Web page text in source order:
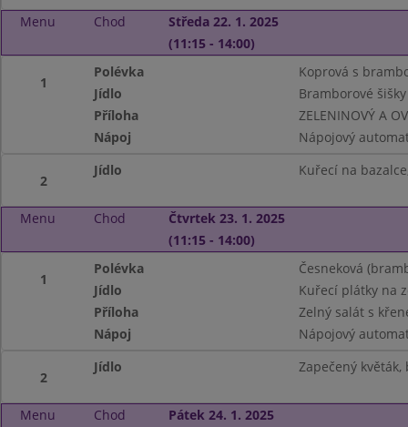
Menu
Chod
Středa 22. 1. 2025
(11:15 - 14:00)
1
Polévka
Koprová s
Jídlo
Bramborové
Příloha
ZELENINOVÝ A
Nápoj
Nápojový
2
Jídlo Kuřecí na
Menu Chod
Čtvrtek 23. 1. 2025
(11:15 - 14:00)
1
Polévka
Česneková
Jídlo
Kuřecí plátky na
Příloha
Zelný salát s
Nápoj
Nápojový
2
Jídlo Zapečený
Menu Chod
Pátek 24. 1. 2025